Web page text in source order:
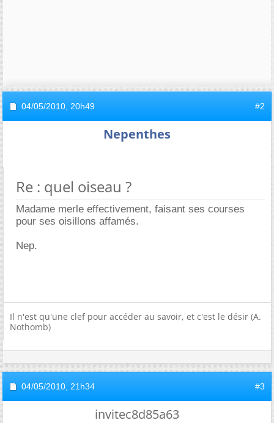
04/05/2010, 20h49 #2
Nepenthes
Re : quel oiseau ?
Madame merle effectivement, faisant ses courses
pour ses oisillons affamés.
Nep.
Il n'est qu'une clef pour accéder au savoir, et c'est le désir (A.
Nothomb)
04/05/2010, 21h34 #3
invitec8d85a63